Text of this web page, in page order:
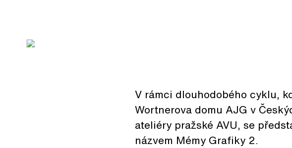
V rámci dlouhodobého cyklu,
Wortnerova domu AJG v
ateliéry pražské AVU, se
názvem Mémy Grafiky 2.